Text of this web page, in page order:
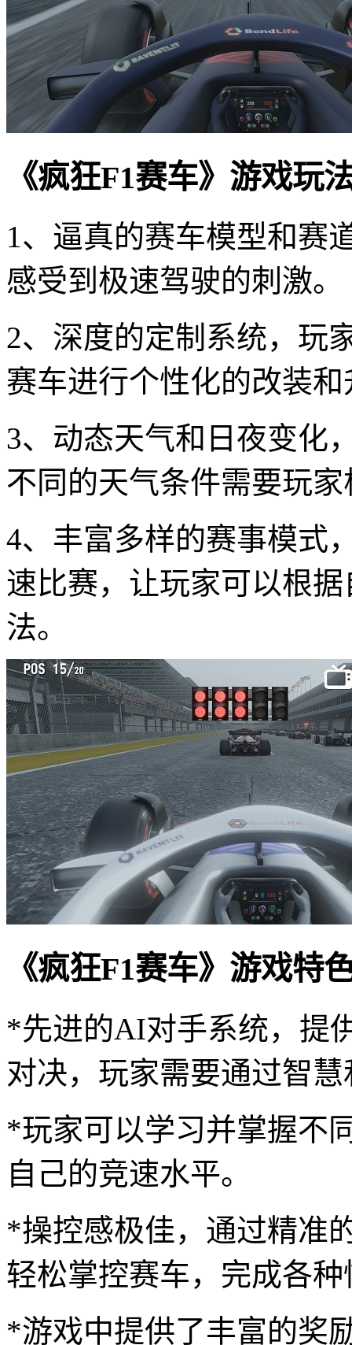
《疯狂F1赛车》游戏玩
1、逼真的赛车模型和赛
感受到极速驾驶的刺激。
2、深度的定制系统，玩
赛车进行个性化的改装和
3、动态天气和日夜变化
不同的天气条件需要玩
4、丰富多样的赛事模式
速比赛，让玩家可以根
法。
《疯狂F1赛车》游戏特
*先进的AI对手系统，提
对决，玩家需要通过智
*玩家可以学习并掌握不
自己的竞速水平。
*操控感极佳，通过精准
轻松掌控赛车，完成各
*游戏中提供了丰富的奖